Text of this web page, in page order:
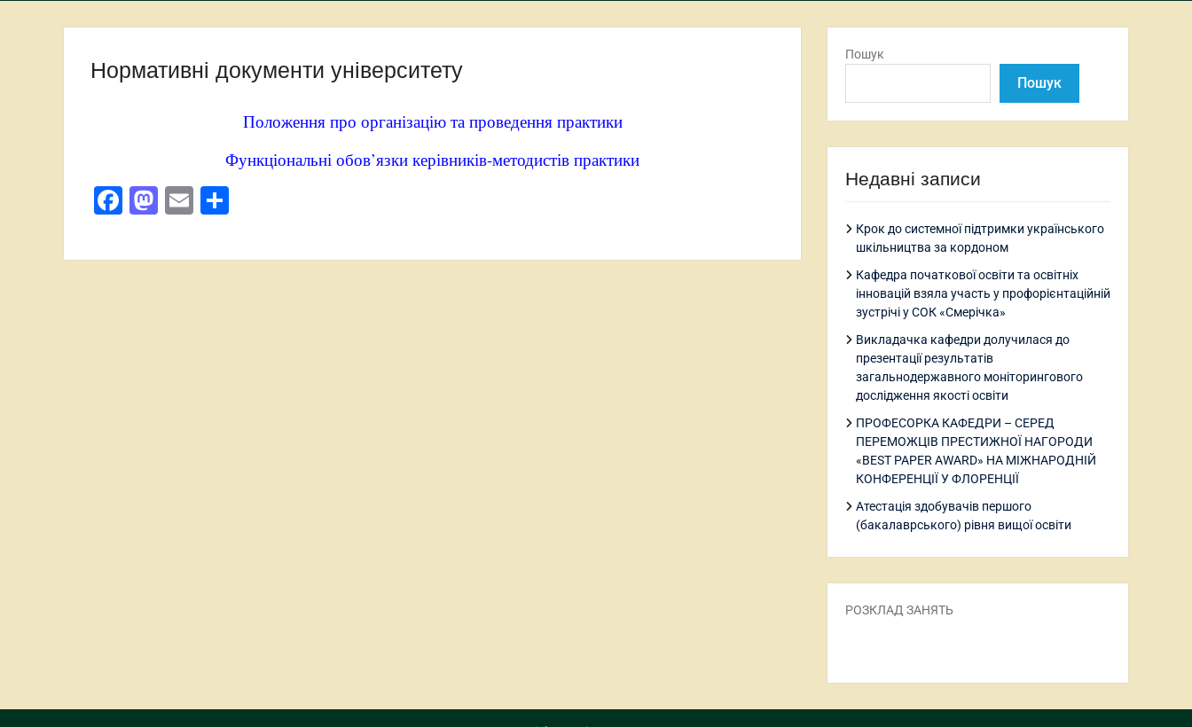
Нормативні документи університету
Положення про організацію та проведення практики
Функціональні обов’язки керівників-методистів практики
Facebook
Mastodon
Email
Пошук
Пошук
Недавні записи
Крок до системної підтримки українського
шкільництва за кордоном
Кафедра початкової освіти та освітніх
інновацій взяла участь у профорієнтаційній
зустрічі у СОК «Смерічка»
Викладачка кафедри долучилася до
презентації результатів
загальнодержавного моніторингового
дослідження якості освіти
ПРОФЕСОРКА КАФЕДРИ – СЕРЕД
ПЕРЕМОЖЦІВ ПРЕСТИЖНОЇ НАГОРОДИ
«BEST PAPER AWARD» НА МІЖНАРОДНІЙ
КОНФЕРЕНЦІЇ У ФЛОРЕНЦІЇ
Атестація здобувачів першого
(бакалаврського) рівня вищої освіти
РОЗКЛАД ЗАНЯТЬ